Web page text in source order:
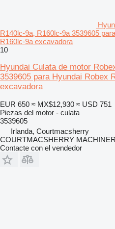
R140lc-9a, R160lc-9a 3539605
R160lc-9a excavadora
10
Hyundai Culata de motor
3539605 para Hyundai Robex
excavadora
EUR 650 ≈ MX$12,930 ≈ USD 751
Piezas del motor - culata
3539605
Irlanda, Courtmacsherry
COURTMACSHERRY
Contacte con el vendedor